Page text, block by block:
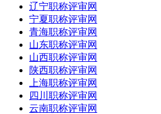
辽宁职称评审网
宁夏职称评审网
青海职称评审网
山东职称评审网
山西职称评审网
陕西职称评审网
上海职称评审网
四川职称评审网
云南职称评审网